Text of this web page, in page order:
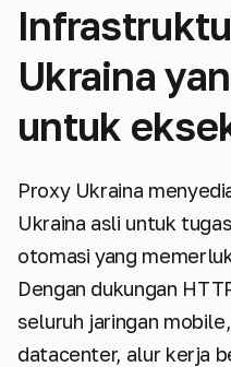
Ukraina
untuk
Proxy Ukraina
Ukraina asli untuk
otomasi yang
Dengan dukungan
seluruh jaringan
datacenter, alur kerja